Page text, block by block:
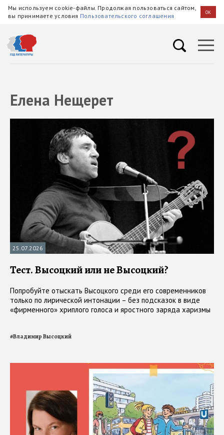
Мы используем cookie-файлы. Продолжая пользоваться сайтом,
вы принимаете условия Пользовательского соглашения OK
Елена Нещерет
25.07.2026
Тест. Высоцкий или не Высоцкий?
Попробуйте отыскать Высоцкого среди его современников
только по лирической интонации – без подсказок в виде
«фирменного» хриплого голоса и яростного заряда харизмы
#Владимир Высоцкий